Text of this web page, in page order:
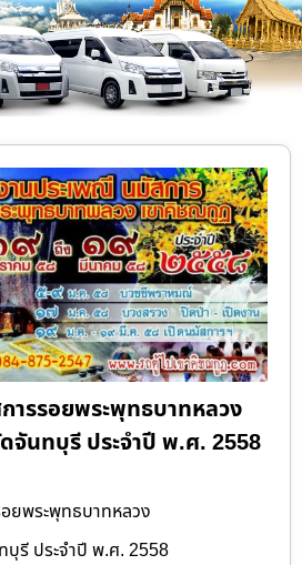
ารรอยพระพุทธบาทหลวง
จันทบุรี ประจำปี พ.ศ. 2558
ยพระพุทธบาทหลวง
รี ประจำปี พ.ศ. 2558